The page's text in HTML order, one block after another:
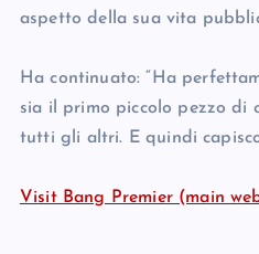
aspetto della sua vita
Ha continuato: “Ha
sia il primo piccolo pezzo di
tutti gli altri. E quindi
Visit Bang Premier (main